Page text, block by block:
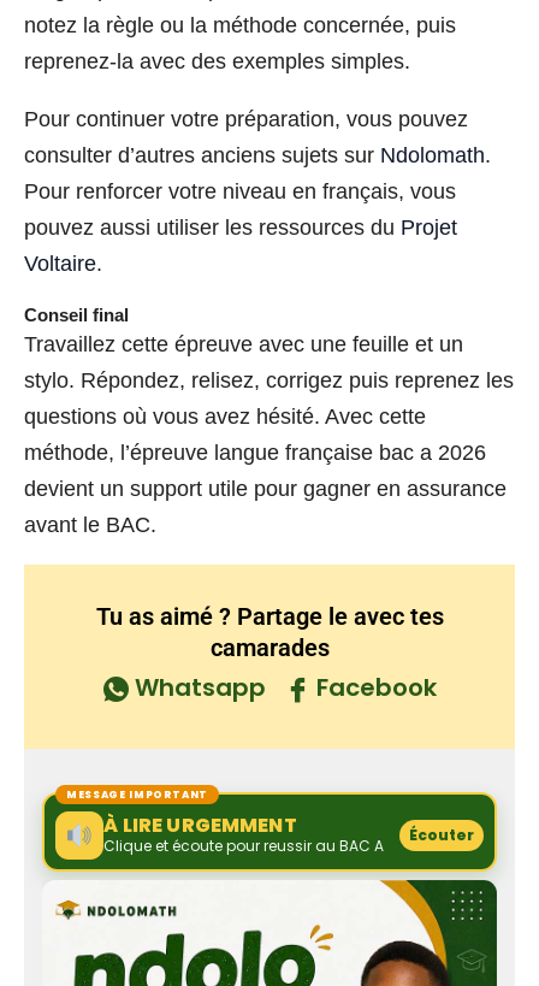
notez la règle ou la méthode concernée, puis
reprenez-la avec des exemples simples.
Pour continuer votre préparation, vous pouvez
consulter d’autres anciens sujets sur Ndolomath.
Pour renforcer votre niveau en français, vous
pouvez aussi utiliser les ressources du Projet
Voltaire.
Conseil final
Travaillez cette épreuve avec une feuille et un
stylo. Répondez, relisez, corrigez puis reprenez les
questions où vous avez hésité. Avec cette
méthode, l’épreuve langue française bac a 2026
devient un support utile pour gagner en assurance
avant le BAC.
Tu as aimé ? Partage le avec tes
camarades
Whatsapp Facebook
MESSAGE IMPORTANT
À LIRE URGEMMENT
Clique et écoute pour reussir au BAC A
Écouter